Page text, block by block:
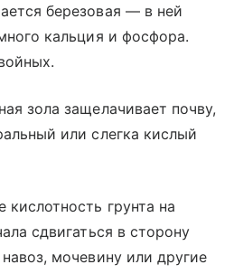
березовая — в ней
кальция и фосфора.
зола защелачивает почву,
или слегка кислый
кислотность грунта на
сдвигаться в сторону
мочевину или другие